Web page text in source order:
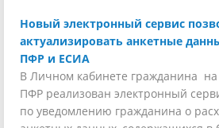
Новый электронный сервис
актуализировать анкетные
ПФР и ЕСИА
В Личном кабинете гражданина
ПФР реализован электронный
по уведомлению гражданина о